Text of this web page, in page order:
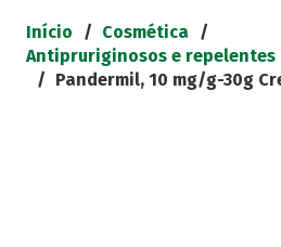
Início / Cosmética
/
Antipruriginosos e repelentes
/ Pandermil, 10 mg/g-30g